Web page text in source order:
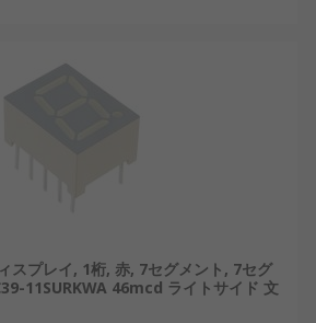
プレイ, 1桁, 赤, 7セグメント, 7セグ
11SURKWA 46mcd ライトサイド 文